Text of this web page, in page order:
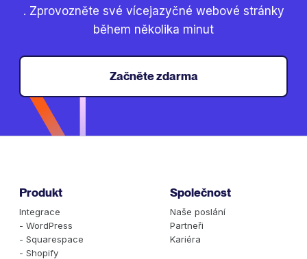
. Zprovozněte své vícejazyčné webové stránky
během několika minut
Začněte zdarma
Produkt
Integrace
- WordPress
- Squarespace
- Shopify
Společnost
Naše poslání
Partneři
Kariéra